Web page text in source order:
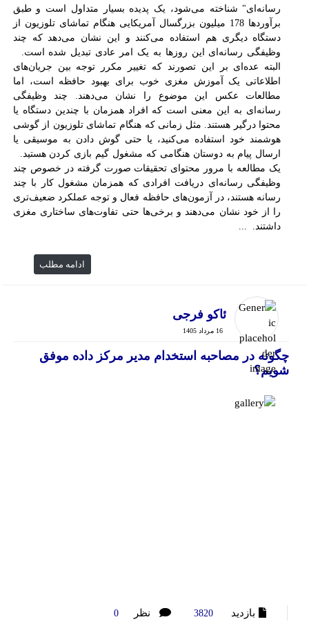
رسانه‌ای" شناخته می‌شود، یک پدیده بسیار متداول است و طبق
برآوردها 178 میلیون بزرگسال آمریکایی هنگام تماشای تلوزیون از
دستگاه دیگری هم استفاده می‌کنند و این نشان می‌دهد که چند
وظیفگی رسانه‌ای این روزها به یک امر عادی تبدیل شده است.
البته عده‌ای بر این تصورند که تغییر مکرر توجه بین جریان‌های
اطلاعاتی یک آموزش مغزی خوب برای بهبود حافظه است، اما
مطالعات عکس این موضوع را نشان می‌دهند. چند وظیفگی
رسانه‌ای به این معنی است که افراد همزمان با چندین دستگاه یا
محتوا درگیر هستند. مثل زمانی که هنگام تماشای تلوزیون از گوشی
هوشمند خود استفاده می‌کنید، یا حتی گوش دادن به موسیقی یا
ارسال پیام به دوستان هنگامی که مشغول گیم بازی کردن هستید.
یک مطالعه با مرور محتوای تحقیقات صورت گرفته در خصوص چند
وظیفگی رسانه‌ای دریافت افرادی که همزمان مشغول کار با چند
رسانه هستند، در آزمون‌های حافظه فعال و توجه عملکرد ضعیف‌تری
را از خود نشان می‌دهند و برخی‌ها حتی تفاوت‌های ساختاری مغزی
داشتند. ...
ادامه مطلب
ئاکو فرجی
16 مرداد 1405
چگونه در مصاحبه استخدام مدیر مرکز داده موفق
شویم؟
بازدید 3820 نظر 0